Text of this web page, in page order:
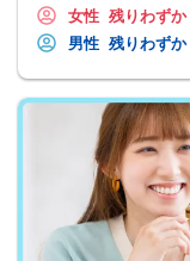
女性 残りわずか
男性 残りわずか